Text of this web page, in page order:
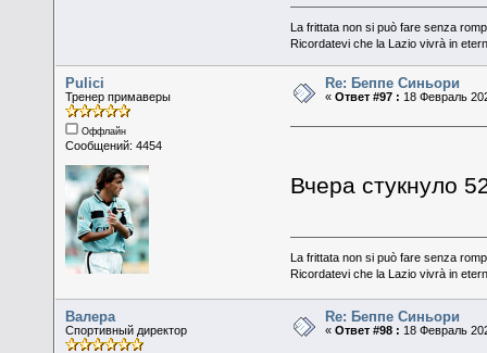
La frittata non si può fare senza
Ricordatevi che la Lazio vivrà in
Pulici
Тренер примаверы
Оффлайн
Сообщений: 4454
Re: Беппе Синьори
«Ответ #97 : 18 Февраль
Вчера стукнуло
La frittata non si può fare senza
Ricordatevi che la Lazio vivrà in
Валера
Спортивный директор
Re: Беппе Синьори
«Ответ #98 : 18 Февраль